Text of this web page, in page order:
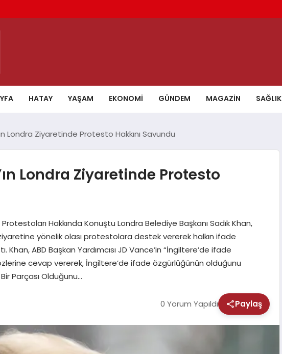
HATAY YAŞAM EKONOMI GÜNDEM MAGAZIN SAĞLIK
Londra Ziyaretinde Protesto Hakkını Savundu
Londra Ziyaretinde Protesto
Hakkında Konuştu Londra Belediye Başkanı Sadık Khan,
ziyaretine yönelik olası protestolara destek vererek halkın ifade
Khan, ABD Başkan Yardımcısı JD Vance’in “İngiltere’de ifade
cevap vererek, İngiltere’de ifade özgürlüğünün olduğunu
Parçası Olduğunu…
0 Yorum Yapıldı Paylaş